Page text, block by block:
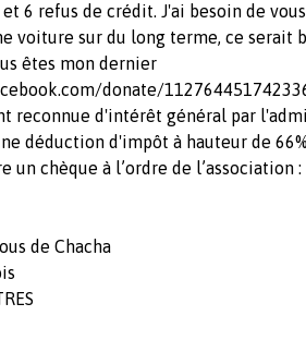
6 refus de crédit. J'ai besoin de
voiture sur du long terme, ce serait
êtes mon dernier
donate/
reconnue d'intérêt général par
déduction d'impôt à hauteur de
un chèque à l’ordre de l’association :
de Chacha